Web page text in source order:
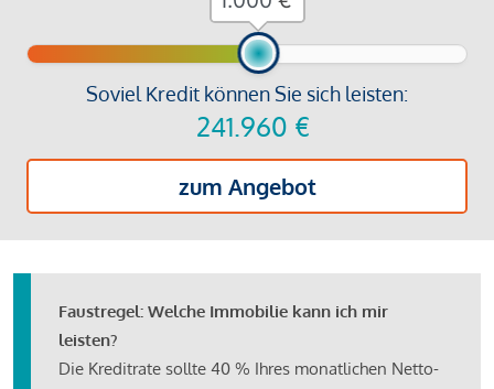
Soviel Kredit können Sie sich leisten:
241.960 €
zum Angebot
Faustregel: Welche Immobilie kann ich mir
leisten?
Die Kreditrate sollte 40 % Ihres monatlichen Netto-